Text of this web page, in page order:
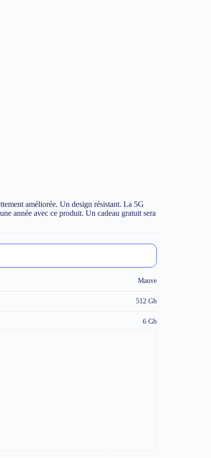
améliorée. Un design résistant. La 5G
année avec ce produit. Un cadeau gratuit sera
Mauve
512 Gb
6 Gb